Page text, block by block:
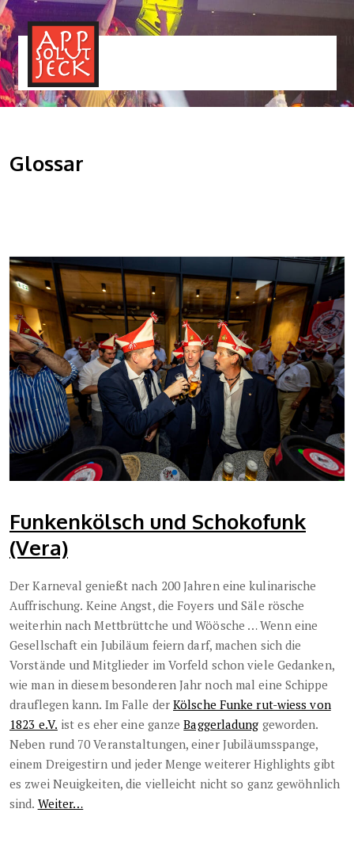
Glossar
Funkenkölsch und Schokofunk
(Vera)
Der Karneval genießt nach 200 Jahren eine kulinarische
Auffrischung. Keine Angst, die Foyers und Säle rösche
weiterhin nach Mettbrüttche und Wöösche … Wenn eine
Gesellschaft ein Jubiläum feiern darf, machen sich die
Vorstände und Mitglieder im Vorfeld schon viele Gedanken,
wie man in diesem besonderen Jahr noch mal eine Schippe
drauflegen kann. Im Falle derKölsche Funke rut-wiess von
1823 e.V. ist es eher eine ganzeBaggerladung geworden.
Neben rund 70 Veranstaltungen, einer Jubiläumsspange,
einem Dreigestirn und jeder Menge weiterer Highlights gibt
es zwei Neuigkeiten, die vielleicht nicht so ganz gewöhnlich
sind. Weiter…